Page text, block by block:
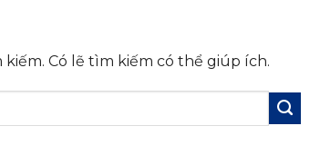
Có lẽ tìm kiếm có thể giúp ích.